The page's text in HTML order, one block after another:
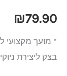
₪79.90
* מועך מקצועי
בצק ליצירת ניוקי